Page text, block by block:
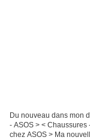
Du nouveau dans mon
- ASOS > < Chaussures
chez ASOS > Ma